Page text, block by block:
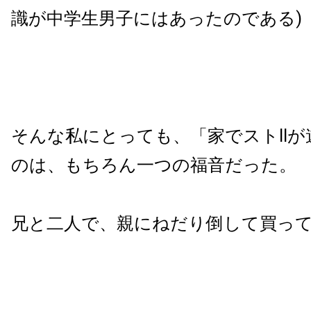
識が中学生男子にはあったのである)
そんな私にとっても、「家でストII
のは、もちろん一つの福音だった。
兄と二人で、親にねだり倒して買っ